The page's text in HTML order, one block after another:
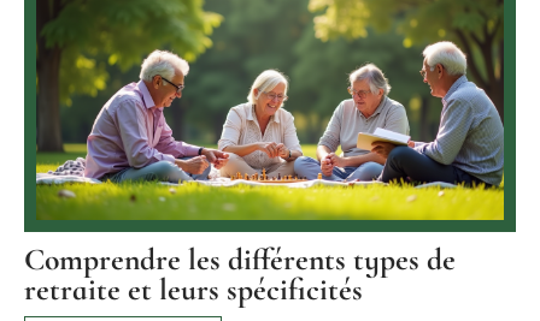
Comprendre les différents types de
retraite et leurs spécificités